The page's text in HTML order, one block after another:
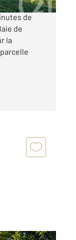
l'accès à
de
de
la